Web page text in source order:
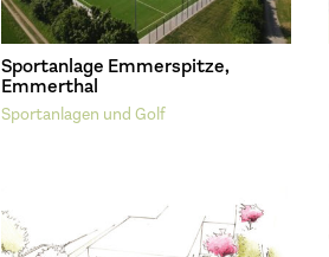
Sportanlage Emmerspitze,
Emmerthal
Sportanlagen und Golf